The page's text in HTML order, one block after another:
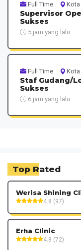
Full Time Kota
Supervisor
Sukses
5 jam yang lalu
Full Time Kota
Staf Gudang/
Sukses
6 jam yang lalu
Top Rated
Werisa Shining
4.8 (97)
Erha Clinic
4.8 (72)